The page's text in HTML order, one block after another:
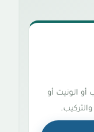
أو الونيت أو